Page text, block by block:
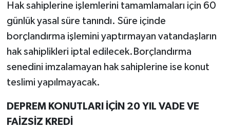
Hak sahiplerine işlemlerini tamamlamaları için 60
günlük yasal süre tanındı. Süre içinde
borçlandırma işlemini yaptırmayan vatandaşların
hak sahiplikleri iptal edilecek.Borçlandırma
senedini imzalamayan hak sahiplerine ise konut
teslimi yapılmayacak.
DEPREM KONUTLARI İÇİN 20 YIL VADE VE
FAİZSİZ KREDİ